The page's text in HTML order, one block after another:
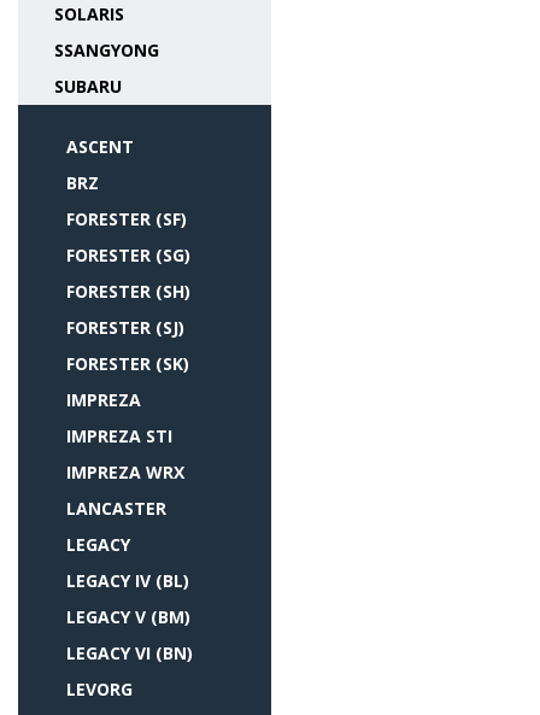
SOLARIS
SSANGYONG
SUBARU
ASCENT
BRZ
FORESTER (SF)
FORESTER (SG)
FORESTER (SH)
FORESTER (SJ)
FORESTER (SK)
IMPREZA
IMPREZA STI
IMPREZA WRX
LANCASTER
LEGACY
LEGACY IV (BL)
LEGACY V (BM)
LEGACY VI (BN)
LEVORG